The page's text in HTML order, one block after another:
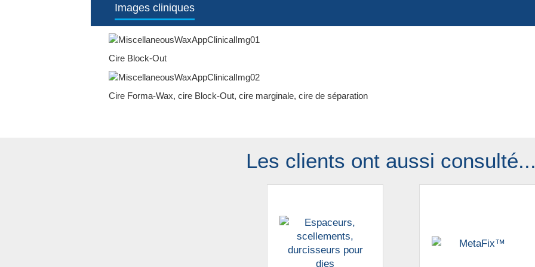
Images cliniques
Cire Block-Out
Cire Forma-Wax, cire Block-Out, cire marginale, cire de séparation
Les clients ont aussi